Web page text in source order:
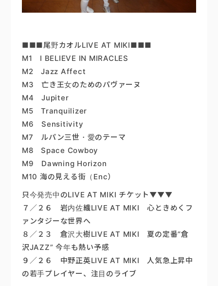
■■■尾野カオルLIVE AT MIKI■■■
M1 I BELIEVE IN MIRACLES
M2 Jazz Affect
M3 亡き王女のためのパヴァーヌ
M4 Jupiter
M5 Tranquilizer
M6 Sensitivity
M7 ルパン三世・愛のテーマ
M8 Space Cowboy
M9 Dawning Horizon
M10 海の見える街（Enc）
只今発売中のLIVE AT MIKI チケット▼▼▼
７／２６ 岩内佐織LIVE AT MIKI 心ときめくフ
ァンタジーな世界へ
８／２３ 倉沢大樹LIVE AT MIKI 夏の定番“倉
沢JAZZ” 今年も熱い予感
９／２６ 中野正英LIVE AT MIKI 人気急上昇中
の若手プレイヤー、注目のライブ